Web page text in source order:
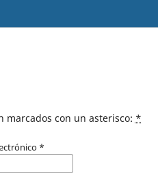
marcados con un asterisco: *
*